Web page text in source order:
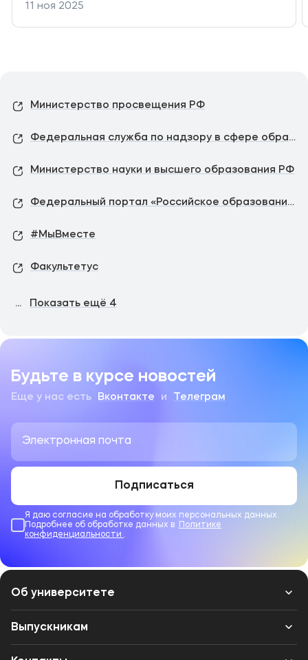
11 ноя 2025
Министерство просвещения РФ
Федеральная служба по надзору в сфере образования и науки
Министерство науки и высшего образования РФ
Федеральный портал «Российское образование»
#МыВместе
Факультетус
... Показать ещё 4
Будьте в курсе новостей
Еще у нас есть Вконтакте и Телеграм
Подписаться
Я даю согласие на обработку моих персональных данных.
Подробнее об обработке данных в
Политике
конфиденциальности .
Об университете
Лицензии и документы
Выпускникам